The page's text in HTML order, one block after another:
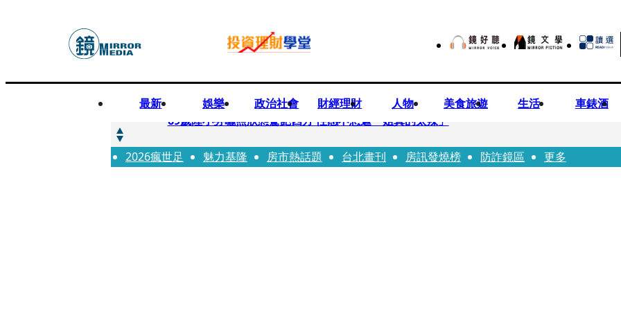
最新 娛樂 政治社會 財經理財 人物 美食旅遊 生活 車錶酒
快訊
69歲陸小芬曬照狀態驚艷四方 性感不想遮「姐真的太辣」
快訊
不動產放款風險遽增 金管會嚴控金檢地政士揪出多起違規
2026瘋世足 魅力基隆 房市熱話題 台北畫刊 房訊發燒榜 防詐鏡區 更多